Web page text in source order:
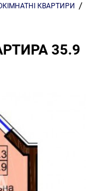
КВАРТИРИ
35.9